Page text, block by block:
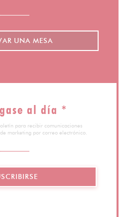
UNA MESA
al día *
para recibir comunicaciones
marketing por correo electrónico.